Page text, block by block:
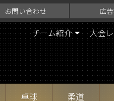
お問い合わせ 広
チーム紹介 大会
卓球 柔道